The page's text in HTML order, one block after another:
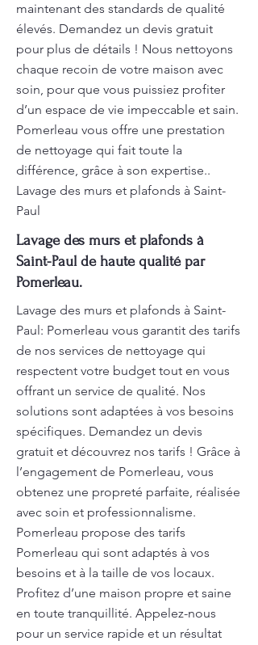
maintenant des standards de qualité
élevés. Demandez un devis gratuit
pour plus de détails ! Nous nettoyons
chaque recoin de votre maison avec
soin, pour que vous puissiez profiter
d’un espace de vie impeccable et sain.
Pomerleau vous offre une prestation
de nettoyage qui fait toute la
différence, grâce à son expertise..
Lavage des murs et plafonds à Saint-
Paul
Lavage des murs et plafonds à
Saint-Paul de haute qualité par
Pomerleau.
Lavage des murs et plafonds à Saint-
Paul: Pomerleau vous garantit des tarifs
de nos services de nettoyage qui
respectent votre budget tout en vous
offrant un service de qualité. Nos
solutions sont adaptées à vos besoins
spécifiques. Demandez un devis
gratuit et découvrez nos tarifs ! Grâce à
l’engagement de Pomerleau, vous
obtenez une propreté parfaite, réalisée
avec soin et professionnalisme.
Pomerleau propose des tarifs
Pomerleau qui sont adaptés à vos
besoins et à la taille de vos locaux.
Profitez d’une maison propre et saine
en toute tranquillité. Appelez-nous
pour un service rapide et un résultat